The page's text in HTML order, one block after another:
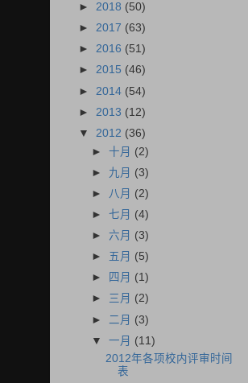
► 2018 (50)
► 2017 (63)
► 2016 (51)
► 2015 (46)
► 2014 (54)
► 2013 (12)
▼ 2012 (36)
►十月 (2)
► 九月 (3)
►
八月 (2)
►七月 (4)
►六月 (3)
► 五月 (5)
►
四月 (1)
► 三月 (2)
►
二月 (3)
▼一月 (11)
2012年各项校内评审时间
表